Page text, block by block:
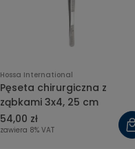
Hossa International
Pęseta chirurgiczna z
ząbkami 3x4, 25 cm
54,00 zł
zawiera 8% VAT